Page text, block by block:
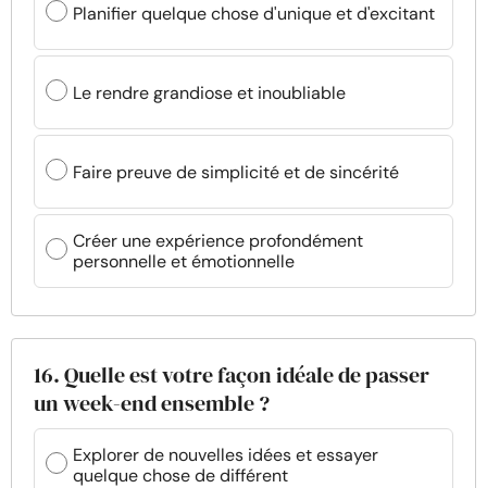
Planifier quelque chose d'unique et d'excitant
Le rendre grandiose et inoubliable
Faire preuve de simplicité et de sincérité
Créer une expérience profondément
personnelle et émotionnelle
16. Quelle est votre façon idéale de passer
un week-end ensemble ?
Explorer de nouvelles idées et essayer
quelque chose de différent